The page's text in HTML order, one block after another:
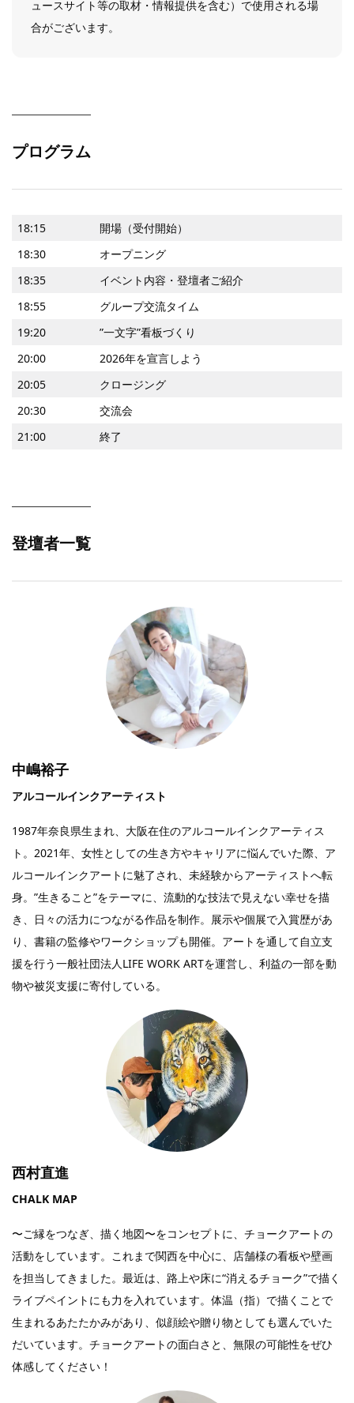
ュースサイト等の取材・情報提供を含む）で使用される場
合がございます。
プログラム
18:15
開場（受付開始）
18:30
オープニング
18:35
イベント内容・登壇者ご紹介
18:55
グループ交流タイム
19:20
”一文字”看板づくり
20:00
2026年を宣言しよう
20:05
クロージング
20:30
交流会
21:00
終了
登壇者一覧
中嶋裕子
アルコールインクアーティスト
1987年奈良県生まれ、大阪在住のアルコールインクアーティス
ト。2021年、女性としての生き方やキャリアに悩んでいた際、ア
ルコールインクアートに魅了され、未経験からアーティストへ転
身。”生きること”をテーマに、流動的な技法で見えない幸せを描
き、日々の活力につながる作品を制作。展示や個展で入賞歴があ
り、書籍の監修やワークショップも開催。アートを通して自立支
援を行う一般社団法人LIFE WORK ARTを運営し、利益の一部を動
物や被災支援に寄付している。
西村直進
CHALK MAP
〜ご縁をつなぎ、描く地図〜をコンセプトに、チョークアートの
活動をしています。これまで関西を中心に、店舗様の看板や壁画
を担当してきました。最近は、路上や床に“消えるチョーク”で描く
ライブペイントにも力を入れています。体温（指）で描くことで
生まれるあたたかみがあり、似顔絵や贈り物としても選んでいた
だいています。チョークアートの面白さと、無限の可能性をぜひ
体感してください！